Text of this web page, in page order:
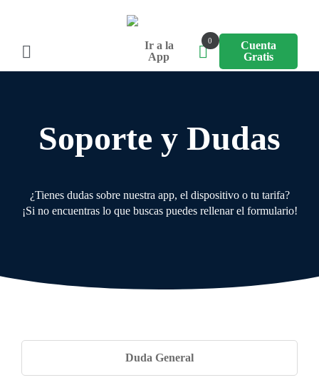
Ir a la
App
0
Cuenta
Gratis
Soporte y Dudas
¿Tienes dudas sobre nuestra app, el dispositivo o tu tarifa?
¡Si no encuentras lo que buscas puedes rellenar el formulario!
Duda General